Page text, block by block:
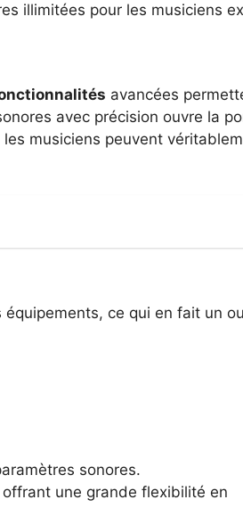
illimitées pour les musiciens
avancées
avec précision ouvre la
les musiciens peuvent
ce qui en fait un
sonores.
une grande flexibilité en